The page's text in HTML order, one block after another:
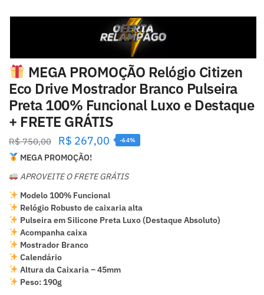
MEGA PROMOÇÃO Relógio Citizen
Eco Drive Mostrador Branco Pulseira
Preta 100% Funcional Luxo e Destaque
+ FRETE GRÁTIS
R$750,00 R$ 267,00 -64%
MEGA PROMOÇÃO!
APROVEITE O FRETE GRÁTIS
Modelo 100% Funcional
Relógio Robusto de caixaria alta
Pulseira em Silicone Preta Luxo (Destaque Absoluto)
Acompanha caixa
Mostrador Branco
Calendário
Altura da Caixaria – 45mm
Peso: 190g